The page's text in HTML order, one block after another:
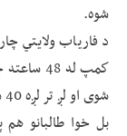
شوه.
د فارياب ولایتي
كمپ له
شوی او لږ تر لږه 40 سرتېري طالبانو ته تسليم شوي دي.
بل خوا طالبانو